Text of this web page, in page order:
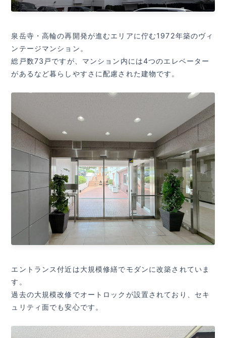
泉岳寺・高輪の再開発が進むエリアに佇む1972年築のヴィ
ンテージマンション。
総戸数73戸ですが、マンション内には4つのエレベーター
があるなど暮らしやすさに配慮された建物です。
エントランス付近は大規模修繕でモダンに改築されていま
す。
過去の大規模改修でオートロックが設置されており、セキ
ュリティ面でも安心です。